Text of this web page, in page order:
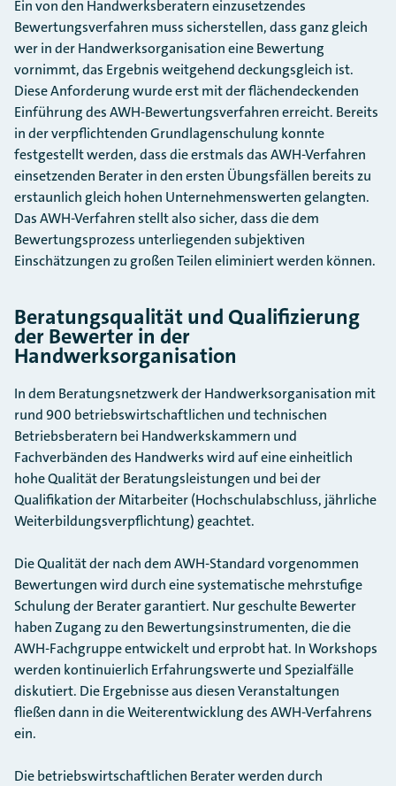
Ein von den Handwerksberatern einzusetzendes
Bewertungsverfahren muss sicherstellen, dass ganz gleich
wer in der Handwerksorganisation eine Bewertung
vornimmt, das Ergebnis weitgehend deckungsgleich ist.
Diese Anforderung wurde erst mit der flächendeckenden
Einführung des AWH-Bewertungsverfahren erreicht. Bereits
in der verpflichtenden Grundlagenschulung konnte
festgestellt werden, dass die erstmals das AWH-Verfahren
einsetzenden Berater in den ersten Übungsfällen bereits zu
erstaunlich gleich hohen Unternehmenswerten gelangten.
Das AWH-Verfahren stellt also sicher, dass die dem
Bewertungsprozess unterliegenden subjektiven
Einschätzungen zu großen Teilen eliminiert werden können.
Beratungsqualität und Qualifizierung
der Bewerter in der
Handwerksorganisation
In dem Beratungsnetzwerk der Handwerksorganisation mit
rund 900 betriebswirtschaftlichen und technischen
Betriebsberatern bei Handwerkskammern und
Fachverbänden des Handwerks wird auf eine einheitlich
hohe Qualität der Beratungsleistungen und bei der
Qualifikation der Mitarbeiter (Hochschulabschluss, jährliche
Weiterbildungsverpflichtung) geachtet.
Die Qualität der nach dem AWH-Standard vorgenommen
Bewertungen wird durch eine systematische mehrstufige
Schulung der Berater garantiert. Nur geschulte Bewerter
haben Zugang zu den Bewertungsinstrumenten, die die
AWH-Fachgruppe entwickelt und erprobt hat. In Workshops
werden kontinuierlich Erfahrungswerte und Spezialfälle
diskutiert. Die Ergebnisse aus diesen Veranstaltungen
fließen dann in die Weiterentwicklung des AWH-Verfahrens
ein.
Die betriebswirtschaftlichen Berater werden durch